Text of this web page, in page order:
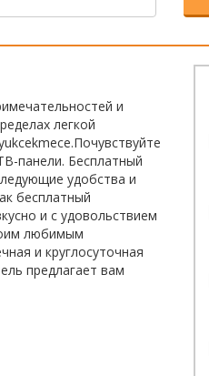
и
легкой
панели. Бесплатный
удобства и
бесплатный
и с удовольствием
любимым
и круглосуточная
предлагает вам